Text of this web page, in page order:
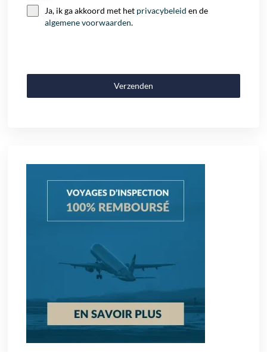
Ja, ik ga akkoord met het privacybeleid en de
algemene voorwaarden.
Verzenden